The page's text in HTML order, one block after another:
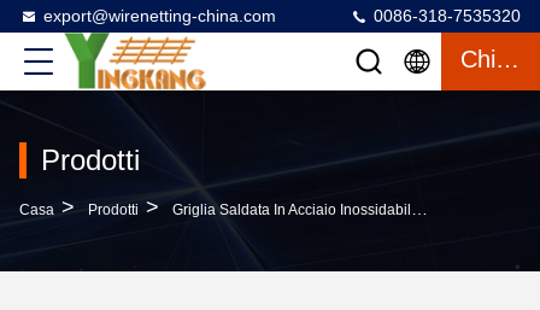
export@wirenetting-china.com 0086-318-7535320
Chiacchierata
Prodotti
Casa > Prodotti > Griglia Saldata In Acciaio Inossidabile